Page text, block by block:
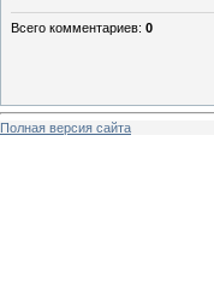
Всего комментариев: 0
Полная версия сайта